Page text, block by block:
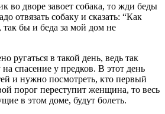
во дворе завоет собака, то жди беды
отвязать собаку и сказать: “Как
так бы и беда за мой дом не
ругаться в такой день, ведь так
спасение у предков. В этот день
и нужно посмотреть, кто первый
порог переступит женщина, то весь
в этом доме, будут болеть.